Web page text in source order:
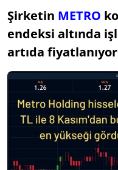
Şirketin METRO
endeksi altında
artıda